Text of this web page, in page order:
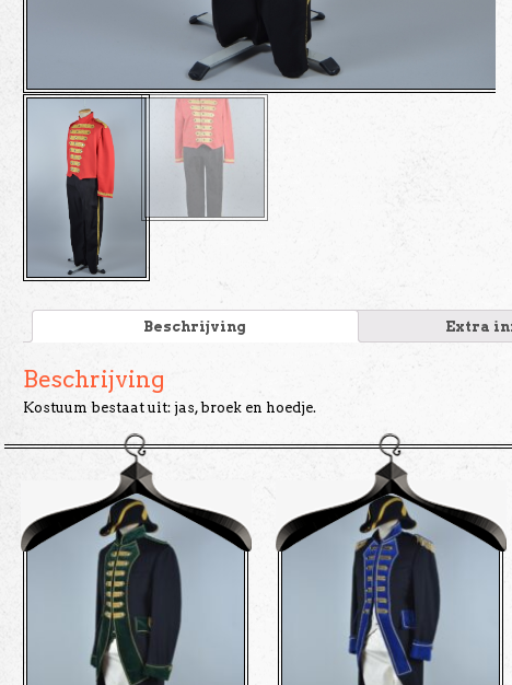
Beschrijving Extra
Beschrijving
Kostuum bestaat uit: jas, broek en hoedje.